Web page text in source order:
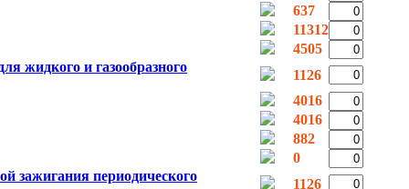
637
11312
4505
жидкого и газообразного
1126
4016
4016
882
0
зажигания периодического
1126